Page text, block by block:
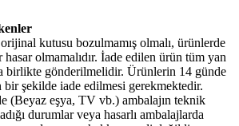
kutusu bozulmamış olmalı, ürünlerde
olmamalıdır. İade edilen ürün tüm yan
birlikte gönderilmelidir. Ürünlerin 14 günde
bir şekilde iade edilmesi gerekmektedir.
(Beyaz eşya, TV vb.) ambalajın teknik
durumlar veya hasarlı ambalajlarda